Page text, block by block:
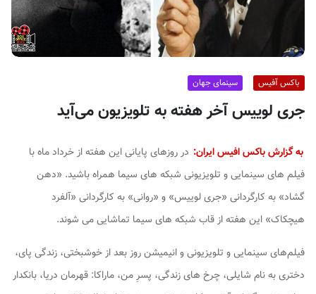
باکس آفیس سینمای جهان
جری لوییس آخر هفته به تلویزیون می‌آید
به گزارش باکس افیس ایران: در روزهای پایانی این هفته از خرداد ماه با
فیلم های سینمایی و تلویزیونی شبکه های سیما همراه باشید. «دهن
گشاد» به کارگردانی «جری لوییس» و «روانی» به کارگردانی «آلفرد
هیچکاک» این هفته از قاب شبکه های سیما تماشایی می شوند.
فیلم‌های سینمایی و تلویزیونی و انیمیشن روز بعد از خوشبختی، زندگی پای،
دختری به نام شایلی، چرخ های زندگی، پسرِ من، ماراکا: قهرمان دریا، بانکدار